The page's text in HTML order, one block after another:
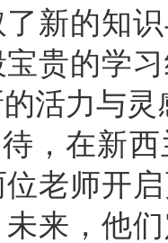
新的知
贵的学
活力与灵
，在新
老师开
来，他